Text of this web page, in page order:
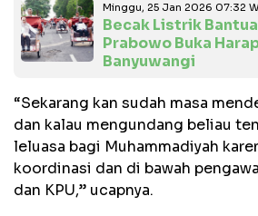
Minggu, 25 Jan 2026 07:32
Becak Listrik
Prabowo Buka
Banyuwangi
“Sekarang kan sudah masa
dan kalau mengundang beliau
leluasa bagi Muhammadiyah
koordinasi dan di bawah
dan KPU,” ucapnya.